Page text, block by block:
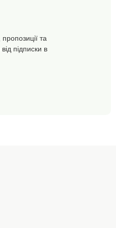
речовин, і
є безпечним понад
та
підписки в